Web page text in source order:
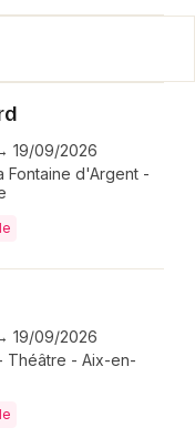
19/09/2026
Fontaine d'Argent -
19/09/2026
Théâtre - Aix-en-